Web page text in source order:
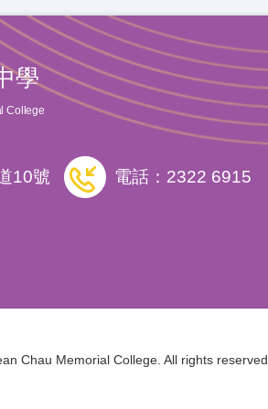
學
College
10號 電話：2322 6915
Chau Memorial College. All rights reserved.